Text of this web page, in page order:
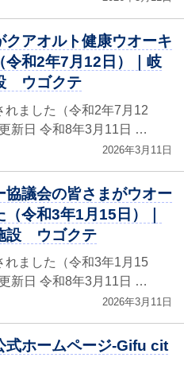
アオルト健康ウオーキ
令和2年7月12日）｜岐
ウゴクテ
れました（令和2年7月12
新日 令和8年3月11日 …
2026年3月11日
議会の皆さまがウオー
令和3年1月15日）｜
設 ウゴクテ
れました（令和3年1月15
新日 令和8年3月11日 …
2026年3月11日
式ホームページ-Gifu cit